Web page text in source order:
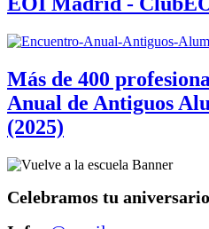
Más de 400
Anual de Antiguos
(2025)
Celebramos tu